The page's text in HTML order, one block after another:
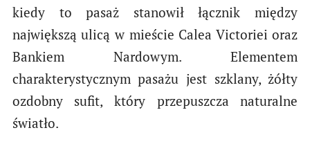
kiedy to pasaż stanowił łącznik między
największą ulicą w mieście Calea Victoriei oraz
Bankiem Nardowym. Elementem
charakterystycznym pasażu jest szklany, żółty
ozdobny sufit, który przepuszcza naturalne
światło.